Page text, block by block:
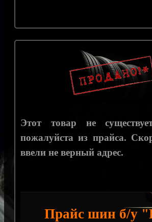
Этот товар не
пожалуйста из прайса.
ввели не верный адрес.
Прайс шин б/у